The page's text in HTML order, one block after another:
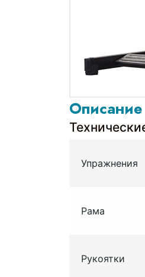
Описание
Упражнения
Рама
Рукоятки